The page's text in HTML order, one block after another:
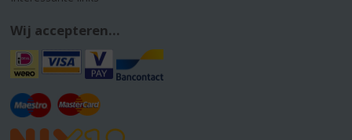
Wij accepteren...